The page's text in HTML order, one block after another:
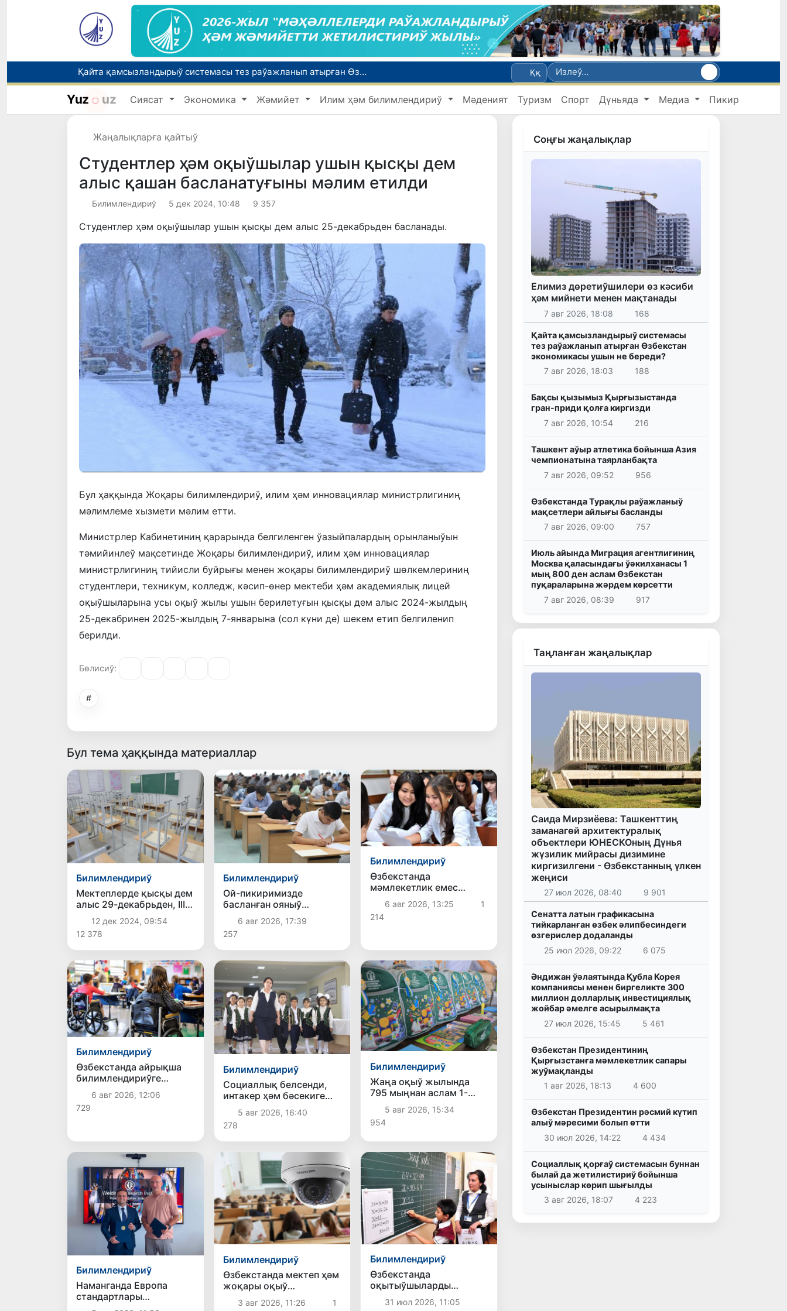
Қайта қамсызландырыў системасы тез раўажланып атырған Өзбекстан экономикасы ушын не береди?
Ташкент аўыр атлетика бойынша Азия чемпионатына таярланбақта
Өзбекстанда Турақлы раўажланыў мақсетлери айлығы басланды
Елимиз дөретиўшилери өз кәсиби ҳәм мийнети менен мақтанады
Ққ
Yuz uz Сиясат Экономика Жәмийет Илим ҳәм билимлендириў Мәденият Туризм Спорт Дүньяда Медиа Пикир
Жаңалықларға қайтыў
Студентлер ҳәм оқыўшылар ушын қысқы дем
алыс қашан басланатуғыны мәлим етилди
Билимлендириў 5 дек 2024, 10:48 9 357
Студентлер ҳәм оқыўшылар ушын қысқы дем алыс 25-декабрьден басланады.
Бул ҳаққында Жоқары билимлендириў, илим ҳәм инновациялар министрлигиниң
мәлимлеме хызмети мәлим етти.
Министрлер Кабинетиниң қарарында белгиленген ўазыйпалардың орынланыўын
тәмийинлеў мақсетинде Жоқары билимлендириў, илим ҳәм инновациялар
министрлигиниң тийисли буйрығы менен жоқары билимлендириў шөлкемлериниң
студентлери, техникум, колледж, кәсип-өнер мектеби ҳәм академиялық лицей
оқыўшыларына усы оқыў жылы ушын берилетуғын қысқы дем алыс 2024-жылдың
25-декабринен 2025-жылдың 7-январына (сол күни де) шекем етип белгиленип
берилди.
Бөлисиў:
#
Бул тема ҳаққында материаллар
Билимлендириў
Мектеплерде қысқы дем
алыс 29-декабрьден, III
шерек сабақлары 13-
январьдан басланады
12 дек 2024, 09:54
12 378
Билимлендириў
Ой-пикиримизде
басланған ояныў
жоқары шеклерге
жетеклеп атыр
6 авг 2026, 17:39
257
Билимлендириў
Өзбекстанда
мәмлекетлик емес
ЖООларға оқыўды
көшириў ҳәм тиклеў
бойынша арза бериў
6 авг 2026, 13:25
1
214
Билимлендириў
Өзбекстанда айрықша
билимлендириўге
мүтәжлиги болған
балалар ушын инклюзив
билимлендириў
6 авг 2026, 12:06
729
Билимлендириў
Социаллық белсенди,
интакер ҳәм бәсекиге
шыдамлы: заманагөй
педагоглық өлшемлери
5 авг 2026, 16:40
278
Билимлендириў
Жаңа оқыў жылында
795 мыңнан аслам 1-
класс оқыўшыларына
"Президент саўғалары"
тапсырылады
5 авг 2026, 15:34
954
Билимлендириў
Наманганда Европа
стандартлары
тийкарында
Билимлендириў
Өзбекстанда мектеп ҳәм
жоқары оқыў
орынларында
қәўипсизлик илажлары
3 авг 2026, 11:26
1
Билимлендириў
Өзбекстанда
оқытыўшыларды
сертификатлаўдың жаңа
системасы
31 июл 2026, 11:05
Соңғы жаңалықлар
Елимиз дөретиўшилери өз кәсиби
ҳәм мийнети менен мақтанады
7 авг 2026, 18:08 168
Қайта қамсызландырыў системасы
тез раўажланып атырған Өзбекстан
экономикасы ушын не береди?
7 авг 2026, 18:03
188
Бақсы қызымыз Қырғызыстанда
гран-приди қолға киргизди
7 авг 2026, 10:54
216
Ташкент аўыр атлетика бойынша Азия
чемпионатына таярланбақта
7 авг 2026, 09:52
956
Өзбекстанда Турақлы раўажланыў
мақсетлери айлығы басланды
7 авг 2026, 09:00
757
Июль айында Миграция агентлигиниң
Москва қаласындағы ўәкилханасы 1
мың 800 ден аслам Өзбекстан
пуқараларына жәрдем көрсетти
7 авг 2026, 08:39
917
Таңланған жаңалықлар
Саида Мирзиёева: Ташкенттиң
заманагөй архитектуралық
объектлери ЮНЕСКОның Дүнья
жүзилик мийрасы дизимине
киргизилгени - Өзбекстанның үлкен
жеңиси
27 июл 2026, 08:40 9 901
Сенатта латын графикасына
тийкарланған өзбек әлипбесиндеги
өзгерислер додаланды
25 июл 2026, 09:22
6 075
Әндижан ўәлаятында Қубла Корея
компаниясы менен биргеликте 300
миллион долларлық инвестициялық
жойбар әмелге асырылмақта
27 июл 2026, 15:45
5 461
Өзбекстан Президентиниң
Қырғызстанға мәмлекетлик сапары
жуўмақланды
1 авг 2026, 18:13
4 600
Өзбекстан Президентин рәсмий күтип
алыў мәресими болып өтти
30 июл 2026, 14:22
4 434
Социаллық қорғаў системасын буннан
былай да жетилистириў бойынша
усыныслар көрип шығылды
3 авг 2026, 18:07
4 223